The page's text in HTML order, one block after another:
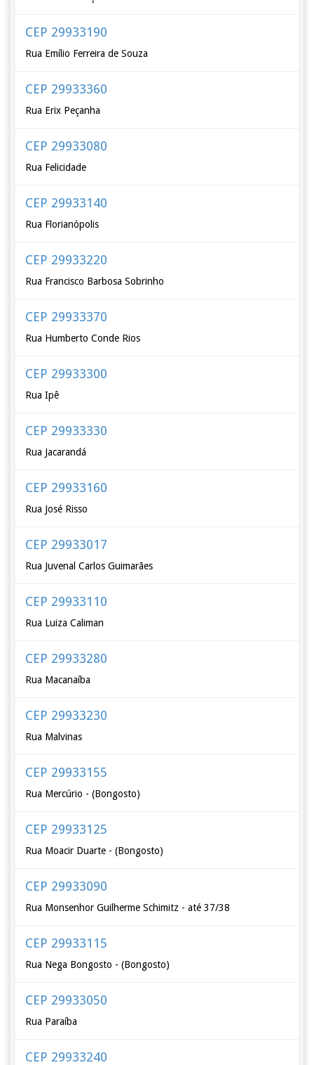
CEP 29933190
Rua Emílio Ferreira de Souza
CEP 29933360
Rua Erix Peçanha
CEP 29933080
Rua Felicidade
CEP 29933140
Rua Florianópolis
CEP 29933220
Rua Francisco Barbosa Sobrinho
CEP 29933370
Rua Humberto Conde Rios
CEP 29933300
Rua Ipê
CEP 29933330
Rua Jacarandá
CEP 29933160
Rua José Risso
CEP 29933017
Rua Juvenal Carlos Guimarães
CEP 29933110
Rua Luiza Caliman
CEP 29933280
Rua Macanaíba
CEP 29933230
Rua Malvinas
CEP 29933155
Rua Mercúrio - (Bongosto)
CEP 29933125
Rua Moacir Duarte - (Bongosto)
CEP 29933090
Rua Monsenhor Guilherme Schimitz - até 37/38
CEP 29933115
Rua Nega Bongosto - (Bongosto)
CEP 29933050
Rua Paraíba
CEP 29933240